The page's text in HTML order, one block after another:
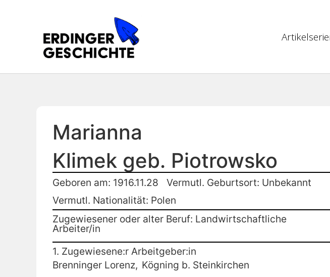
Marianna
Klimek geb. Piotrowsko
Geboren am: 1916.11.28
Vermutl. Geburtsort: Unbekannt
Vermutl. Nationalität: Polen
Zugewiesener oder alter Beruf: Landwirtschaftliche
Arbeiter/in
1. Zugewiesene:r Arbeitgeber:in
Brenninger Lorenz, Kögning b. Steinkirchen